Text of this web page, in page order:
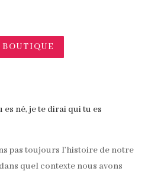
BOUTIQUE
né, je te dirai qui tu es
pas toujours l’histoire de notre
quel contexte nous avons